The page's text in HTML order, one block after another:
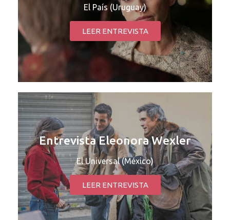
El País (Uruguay)
LEER ENTREVISTA
Entrevista Eleonora Wexler
El Universal (México)
LEER ENTREVISTA